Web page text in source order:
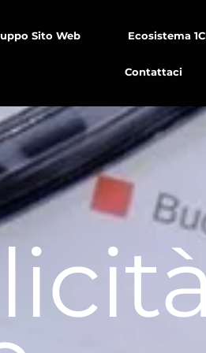
Sito Web Ecosistema
Contattaci